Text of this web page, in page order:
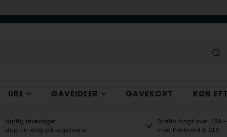
URE GAVEIDEER GAVEKORT KØB
Hurtig leveringer
dag-til-dag på lagervarer
Gratis fragt over 499,-
med Postnord & GLS